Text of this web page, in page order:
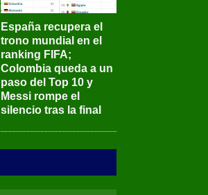
España recupera el
trono mundial en el
ranking FIFA;
Colombia queda a un
paso del Top 10 y
Messi rompe el
silencio tras la final